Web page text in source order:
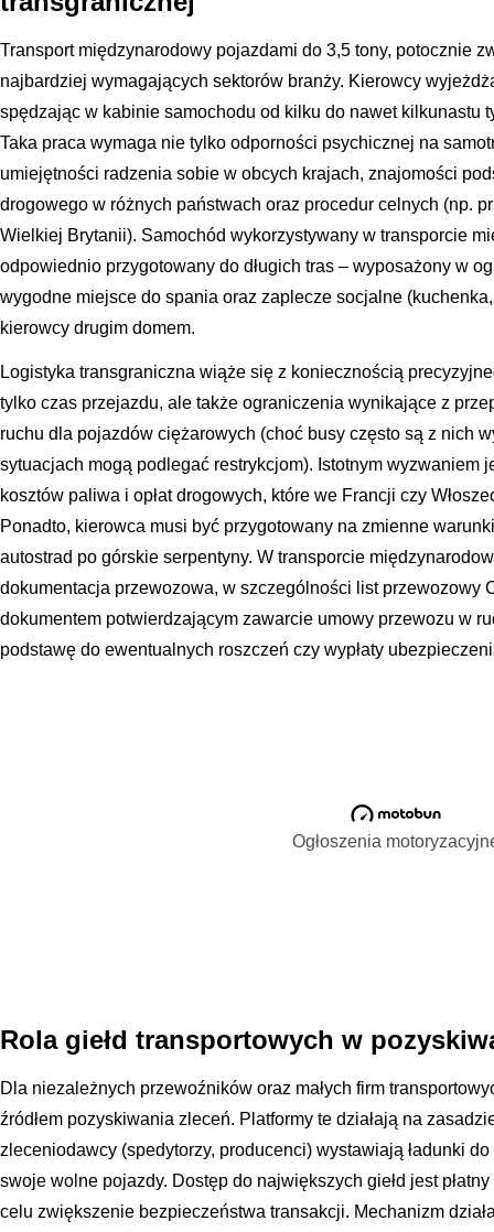
Transport międzynarodowy pojazdami do 3,5 tony, potocznie
najbardziej wymagających sektorów branży. Kierowcy
spędzając w kabinie samochodu od kilku do nawet kilkunastu
Taka praca wymaga nie tylko odporności psychicznej na
umiejętności radzenia sobie w obcych krajach, znajomości
drogowego w różnych państwach oraz procedur celnych (np.
Wielkiej Brytanii). Samochód wykorzystywany w transporcie
odpowiednio przygotowany do długich tras – wyposażony w
wygodne miejsce do spania oraz zaplecze socjalne
kierowcy drugim domem.
Logistyka transgraniczna wiąże się z koniecznością
tylko czas przejazdu, ale także ograniczenia wynikające z
ruchu dla pojazdów ciężarowych (choć busy często są z nich
sytuacjach mogą podlegać restrykcjom). Istotnym wyzwaniem
kosztów paliwa i opłat drogowych, które we Francji czy
Ponadto, kierowca musi być przygotowany na zmienne
autostrad po górskie serpentyny. W transporcie
dokumentacja przewozowa, w szczególności list przewozowy
dokumentem potwierdzającym zawarcie umowy przewozu w
podstawę do ewentualnych roszczeń czy wypłaty
Ogłoszenia
Rola giełd transportowych w
Dla niezależnych przewoźników oraz małych firm
źródłem pozyskiwania zleceń. Platformy te działają na
zleceniodawcy (spedytorzy, producenci) wystawiają ładunki
swoje wolne pojazdy. Dostęp do największych giełd jest
celu zwiększenie bezpieczeństwa transakcji. Mechanizm